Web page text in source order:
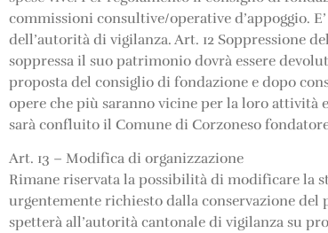
commissioni consultive/operative d’appoggio.
dell’autorità di vigilanza. Art. 12 Soppressione
soppressa il suo patrimonio dovrà essere
proposta del consiglio di fondazione e dopo
opere che più saranno vicine per la loro attività
sarà confluito il Comune di Corzoneso
Art. 13 – Modifica di organizzazione
Rimane riservata la possibilità di modificare la
urgentemente richiesto dalla conservazione
spetterà all’autorità cantonale di vigilanza su